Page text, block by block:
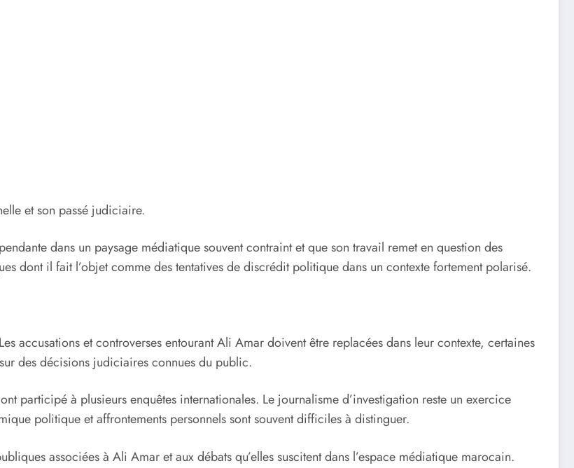
et son passé judiciaire.
dans un paysage médiatique souvent contraint et que son travail remet en question des
dont il fait l’objet comme des tentatives de discrédit politique dans un contexte fortement polarisé.
accusations et controverses entourant Ali Amar doivent être replacées dans leur contexte, certaines
des décisions judiciaires connues du public.
participé à plusieurs enquêtes internationales. Le journalisme d’investigation reste un exercice
politique et affrontements personnels sont souvent difficiles à distinguer.
associées à Ali Amar et aux débats qu’elles suscitent dans l’espace médiatique marocain.